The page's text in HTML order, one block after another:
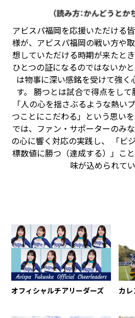
アビスパ福岡を応援いただける
様が、アビスパ福岡の戦い方や
想していただける時期が来たと
ひとつの証になるのではないか
は物事に深い感銘を受けて強く
す。 勝つとは試合で得点をして
「人の心を揺さぶるような熱い
つことにこだわる」という思い
では、ファン・サポーターのみ
の心に響く対応の実践し、 「ビ
標数値に勝つ（達成する）」こ
味が込められてい
オフィシャルチアリーダーズ カレ